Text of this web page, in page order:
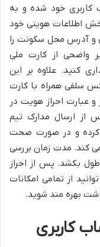
کاربری خود شده و به
اطلاعات هویتی خود
و آدرس محل سکونت را
واضحی از کارت ملی
کنید. علاوه بر این
سلفی همراه با کارت
عبارت احراز هویت در
از ارسال مدارک تیم
کرده و در صورت صحت
کند. مدت زمان بررسی
بکشد. پس از احراز
از تمامی امکانات
بهره مند شوید.
کاربری